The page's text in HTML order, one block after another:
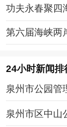
功夫永春聚四
第六届海峡两
24小时新闻排
泉州市公园管
升改造
泉州市区中山